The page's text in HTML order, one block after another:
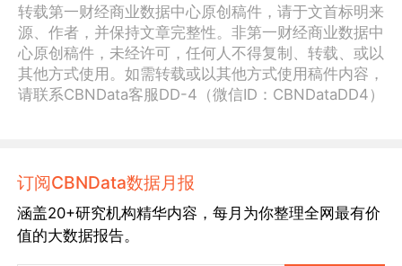
转载第一财经商业数据中心原创稿件，请于文首标明来
源、作者，并保持文章完整性。非第一财经商业数据中
心原创稿件，未经许可，任何人不得复制、转载、或以
其他方式使用。如需转载或以其他方式使用稿件内容，
请联系CBNData客服DD-4（微信ID：CBNDataDD4）
订阅CBNData数据月报
涵盖20+研究机构精华内容，每月为你整理全网最有价
值的大数据报告。